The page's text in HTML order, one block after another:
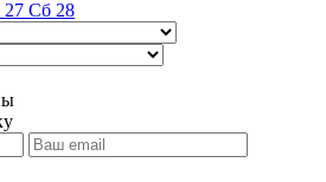
27 Сб 28